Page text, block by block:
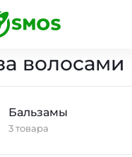
волосами
Бальзамы
3 товара